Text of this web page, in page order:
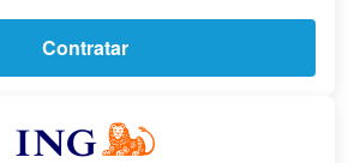
Contratar